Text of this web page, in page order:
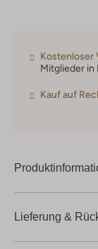
Kostenloser
Mitglieder in
Kauf auf
Lieferung &